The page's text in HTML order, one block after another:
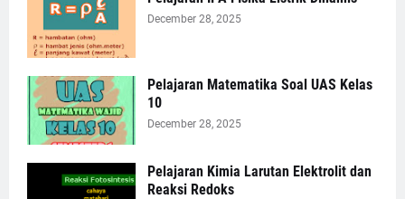
December 28, 2025
Pelajaran Matematika Soal UAS Kelas
10
December 28, 2025
Pelajaran Kimia Larutan Elektrolit dan
Reaksi Redoks